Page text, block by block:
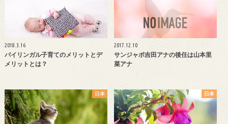
2018.3.16
バイリンガル子育てのメリットとデ
メリットとは？
2017.12.10
サンジャポ吉田アナの後任は山本里
菜アナ
日本 日本